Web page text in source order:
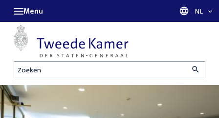
Zoeken
Menu Taal
NL